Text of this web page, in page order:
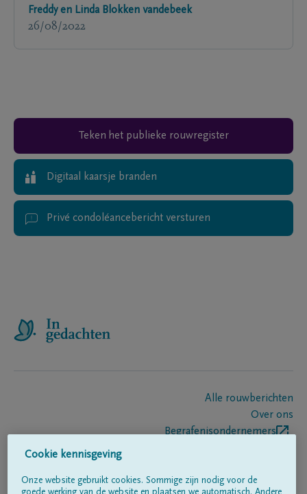
Freddy en Linda Blokken vandebeek
26/08/2022
Teken het publieke rouwregister
Digitaal kaarsje branden
Privé condoléancebericht versturen
Alle rouwberichten
Over ons
Begrafenisondernemers
Cookie kennisgeving
Onze website gebruikt cookies. Sommige zijn nodig voor de